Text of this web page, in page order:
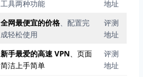
工具两种功能
地址
全网最便宜的价格、配置完
成轻松使用
评测
地址
新手最爱的高速 VPN、页面
简洁上手简单
评测
地址